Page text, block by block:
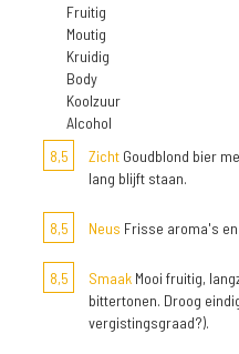
Fruitig
Moutig
Kruidig
Body
Koolzuur
Alcohol
8,5
Zicht Goudblond bier
lang blijft staan.
8,5 Neus Frisse aroma's
8,5 Smaak Mooi fruitig,
bittertonen. Droog
vergistingsgraad?).